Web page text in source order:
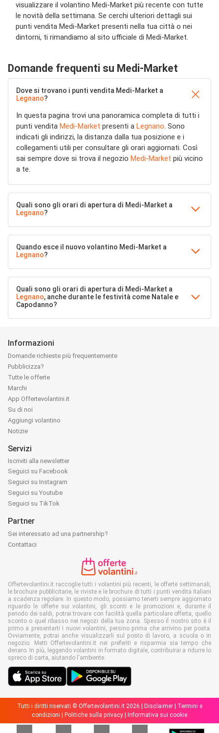
visualizzare il volantino Medi-Market più recente con tutte
le novità della settimana. Se cerchi ulteriori dettagli sui
punti vendita Medi-Market presenti nella tua città o nei
dintorni, ti rimandiamo al sito ufficiale di Medi-Market.
Domande frequenti su Medi-Market
Dove si trovano i punti vendita Medi-Market a
Legnano?
In questa pagina trovi una panoramica completa di tutti i
punti vendita Medi-Market presenti a Legnano. Sono
indicati gli indirizzi, la distanza dalla tua posizione e i
collegamenti utili per consultare gli orari aggiornati. Così
sai sempre dove si trova il negozio Medi-Market più vicino
a te.
Quali sono gli orari di apertura di Medi-Market a
Legnano?
Quando esce il nuovo volantino Medi-Market a
Legnano?
Quali sono gli orari di apertura di Medi-Market a
Legnano, anche durante le festività come Natale e
Capodanno?
Informazioni
Domande richieste più frequentemente
Pubblicizza?
Tutte le offerte
Marchi
App Offertevolantini.it
Su di noi
Aggiungi volantino
Notizie
Servizi
Iscriviti alla newsletter
Seguici su Facebook
Seguici su Instagram
Seguici su Youtube
Seguici su TikTok
Partner
Sei interessato ad una partnership?
Contattaci
Offertevolantini.it raccoglie tutti i volantini più recenti, le offerte settimanali,
le brochure pubblicitarie, le riviste e le brochure di tutti i punti vendita italiani
a scadenza regolare. In questo modo, possiamo tenerti sempre aggiornato
riguardo le offerte sui volantini, gli sconti e le promozioni e, durante il
periodo dei saldi, potrai trovare con facilità quella particolare offerta, quello
sconto o quel ribasso nei negozi della tua zona. Spesso il nostro sito è il
primo a presentarti i nuovi volantini, persino prima che arrivino per posta.
Ovviamente, potrai anche visualizzarli sul posto di lavoro, a scuola o in
negozio. Metti Offertevolantini.it nei preferiti e risparmia sia tempo che
denaro. In più, leggendo volantini in formato digitale, contribuirai a ridurre lo
spreco di carta, aiutando l'ambiente.
Tutti i diritti riservati © Offertevolantini.it 2026 | Disclaimer|
Termini e
condizioni
Politiche sulla privacy Informativa sui cookie